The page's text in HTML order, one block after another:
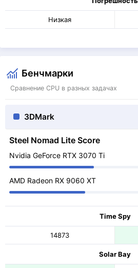
Низкая
Бенчмарки
Сравнение CPU в разных задачах
3DMark
Steel Nomad Lite Score
Nvidia GeForce RTX 3070 Ti
AMD Radeon RX 9060 XT
Time Spy
14873
Solar Bay